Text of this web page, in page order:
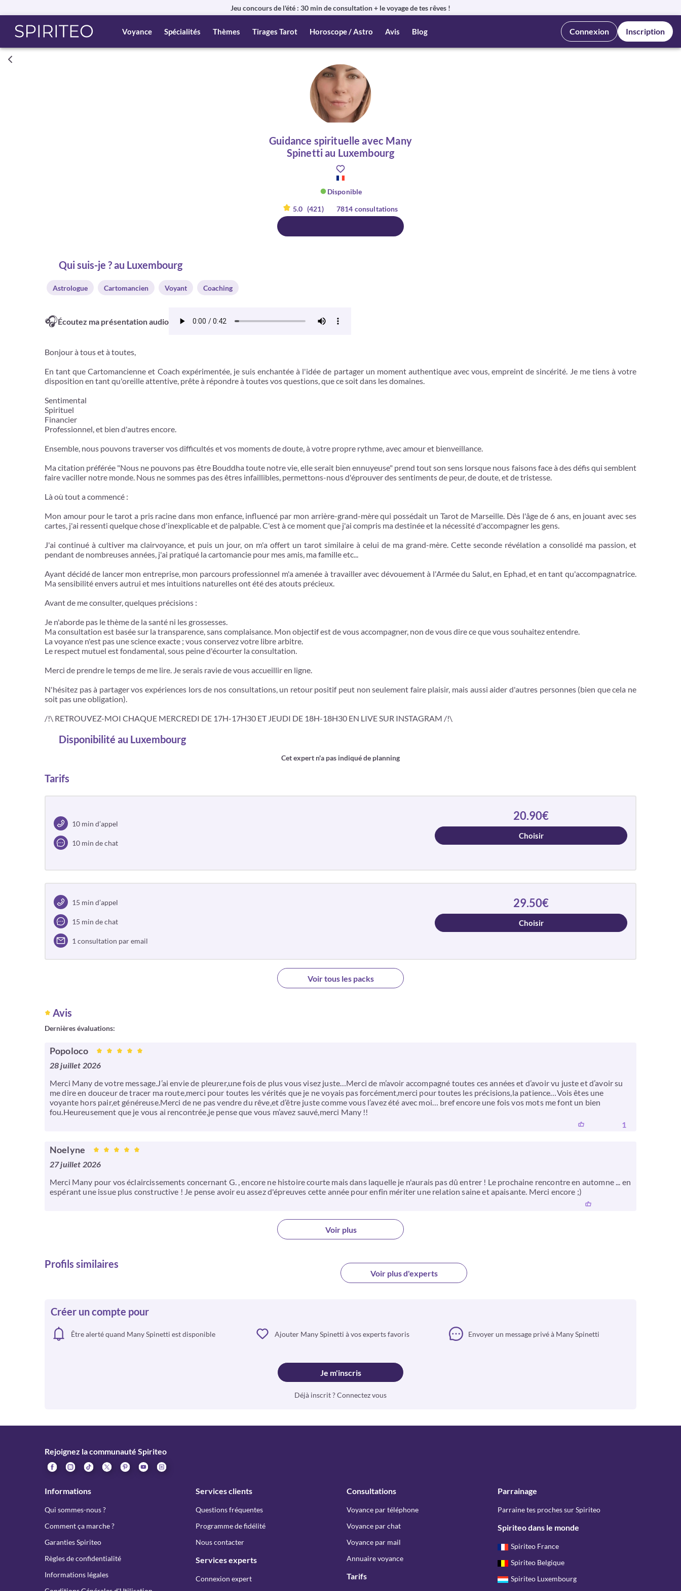
Jeu concours de l'été : 30 min de consultation + le voyage de tes rêves !
Voyance Spécialités Thèmes Tirages Tarot Horoscope / Astro Avis Blog Connexion Inscription
Guidance spirituelle avec Many
Spinetti au Luxembourg
Disponible
5.0 (421) 7814 consultations
Qui suis-je ? au Luxembourg
Astrologue Cartomancien Voyant Coaching
🎧Écoutez ma présentation audio
Bonjour à tous et à toutes,
En tant que Cartomancienne et Coach expérimentée, je suis enchantée à l'idée de partager un moment authentique avec vous, empreint de sincérité. Je me tiens à votre
disposition en tant qu'oreille attentive, prête à répondre à toutes vos questions, que ce soit dans les domaines.
Sentimental
Spirituel
Financier
Professionnel, et bien d'autres encore.
Ensemble, nous pouvons traverser vos difficultés et vos moments de doute, à votre propre rythme, avec amour et bienveillance.
Ma citation préférée "Nous ne pouvons pas être Bouddha toute notre vie, elle serait bien ennuyeuse" prend tout son sens lorsque nous faisons face à des défis qui semblent
faire vaciller notre monde. Nous ne sommes pas des êtres infaillibles, permettons-nous d'éprouver des sentiments de peur, de doute, et de tristesse.
Là où tout a commencé :
Mon amour pour le tarot a pris racine dans mon enfance, influencé par mon arrière-grand-mère qui possédait un Tarot de Marseille. Dès l'âge de 6 ans, en jouant avec ses
cartes, j'ai ressenti quelque chose d'inexplicable et de palpable. C'est à ce moment que j'ai compris ma destinée et la nécessité d'accompagner les gens.
J'ai continué à cultiver ma clairvoyance, et puis un jour, on m'a offert un tarot similaire à celui de ma grand-mère. Cette seconde révélation a consolidé ma passion, et
pendant de nombreuses années, j'ai pratiqué la cartomancie pour mes amis, ma famille etc...
Ayant décidé de lancer mon entreprise, mon parcours professionnel m'a amenée à travailler avec dévouement à l'Armée du Salut, en Ephad, et en tant qu'accompagnatrice.
Ma sensibilité envers autrui et mes intuitions naturelles ont été des atouts précieux.
Avant de me consulter, quelques précisions :
Je n'aborde pas le thème de la santé ni les grossesses.
Ma consultation est basée sur la transparence, sans complaisance. Mon objectif est de vous accompagner, non de vous dire ce que vous souhaitez entendre.
La voyance n'est pas une science exacte ; vous conservez votre libre arbitre.
Le respect mutuel est fondamental, sous peine d'écourter la consultation.
Merci de prendre le temps de me lire. Je serais ravie de vous accueillir en ligne.
N'hésitez pas à partager vos expériences lors de nos consultations, un retour positif peut non seulement faire plaisir, mais aussi aider d'autres personnes (bien que cela ne
soit pas une obligation).
/!\ RETROUVEZ-MOI CHAQUE MERCREDI DE 17H-17H30 ET JEUDI DE 18H-18H30 EN LIVE SUR INSTAGRAM /!\
Disponibilité au Luxembourg
Cet expert n'a pas indiqué de planning
Tarifs
10 min d’appel
10 min de chat
20.90€
Choisir
15 min d’appel
15 min de chat
1 consultation par email
29.50€
Choisir
Voir tous les packs
Avis
Dernières évaluations:
Popoloco
28 juillet 2026
Merci Many de votre message.J’ai envie de pleurer,une fois de plus vous visez juste…Merci de m’avoir accompagné toutes ces années et d’avoir vu juste et d’avoir su
me dire en douceur de tracer ma route,merci pour toutes les vérités que je ne voyais pas forcément,merci pour toutes les précisions,la patience…Vois êtes une
voyante hors pair,et généreuse.Merci de ne pas vendre du rêve,et d’être juste comme vous l’avez été avec moi… bref encore une fois vos mots me font un bien
fou.Heureusement que je vous ai rencontrée,je pense que vous m’avez sauvé,merci Many !!
1
Noelyne
27 juillet 2026
Merci Many pour vos éclaircissements concernant G. , encore ne histoire courte mais dans laquelle je n'aurais pas dû entrer ! Le prochaine rencontre en automne ... en
espérant une issue plus constructive ! Je pense avoir eu assez d'épreuves cette année pour enfin mériter une relation saine et apaisante. Merci encore ;)
Voir plus
Profils similaires
Voir plus d'experts
Créer un compte pour
Être alerté quand Many Spinetti est disponible Ajouter Many Spinetti à vos experts favoris Envoyer un message privé à Many Spinetti
Je m'inscris
Déjà inscrit ? Connectez vous
Rejoignez la communauté Spiriteo
Informations
Qui sommes-nous ?
Comment ça marche ?
Garanties Spiriteo
Règles de confidentialité
Informations légales
Services clients
Questions fréquentes
Programme de fidélité
Nous contacter
Services experts
Connexion expert
Consultations
Voyance par téléphone
Voyance par chat
Voyance par mail
Annuaire voyance
Tarifs
Parrainage
Parraine tes proches sur Spiriteo
Spiriteo dans le monde
Spiriteo France
Spiriteo Belgique
Spiriteo Luxembourg